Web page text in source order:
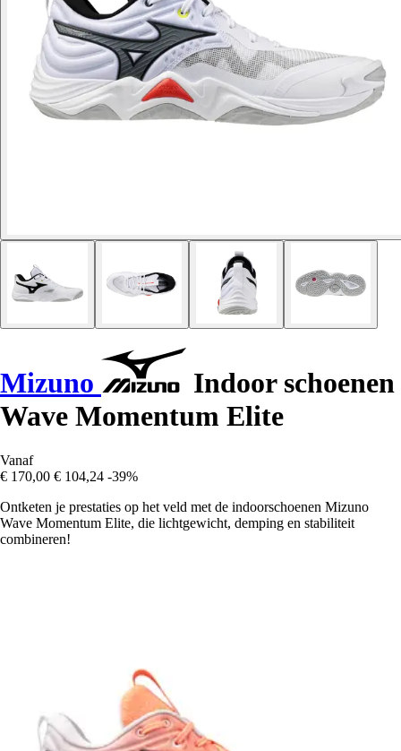
Mizuno
Indoor schoenen
Wave Momentum Elite
Vanaf
€ 170,00 € 104,24 -39%
Ontketen je prestaties op het veld met de indoorschoenen Mizuno
Wave Momentum Elite, die lichtgewicht, demping en stabiliteit
combineren!